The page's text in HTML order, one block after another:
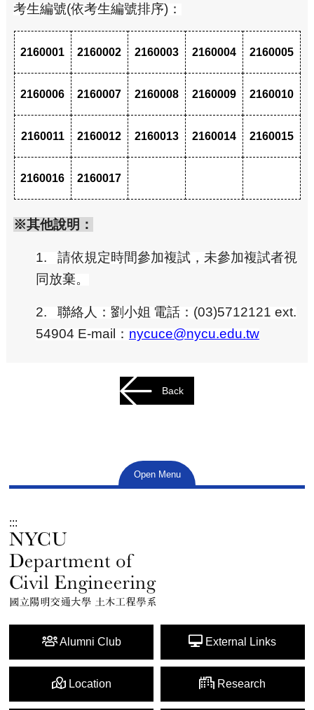
考生編號(依考生編號排序)：
2160001 2160002 2160003 2160004 2160005
2160006 2160007 2160008 2160009 2160010
2160011 2160012 2160013 2160014 2160015
2160016 2160017
※其他說明：
1. 請依規定時間參加複試，未參加複試者視
同放棄。
2. 聯絡人：劉小姐 電話：(03)5712121 ext.
54904 E-mail： nycuce@nycu.edu.tw
Back
Open Menu
:::
Alumni Club External Links
Location Research